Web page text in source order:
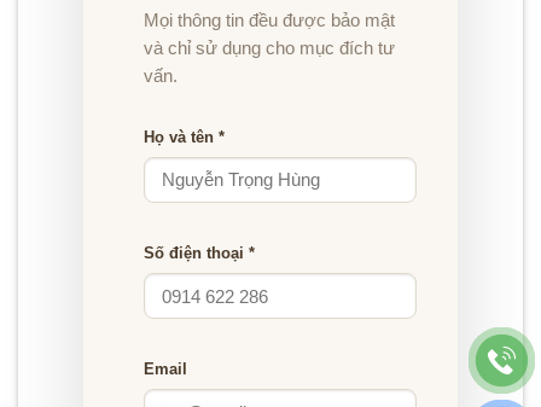
Mọi thông tin đều được bảo mật
và chỉ sử dụng cho mục đích tư
vấn.
Họ và tên *
Số điện thoại *
Email